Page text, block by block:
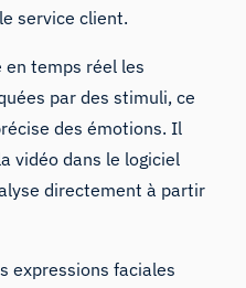
service client.
en temps réel les
par des stimuli, ce
des émotions. Il
vidéo dans le logiciel
directement à partir
expressions faciales